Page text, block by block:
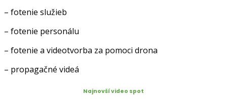
– fotenie služieb
– fotenie personálu
– fotenie a videotvorba za pomoci drona
– propagačné videá
Najnovší video spot